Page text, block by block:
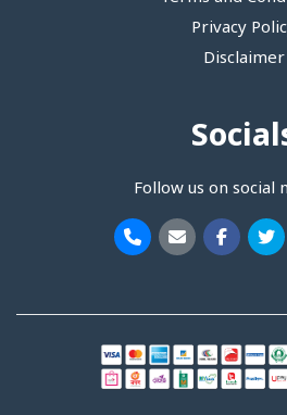
Privacy
Disclaimer
Follow us on social